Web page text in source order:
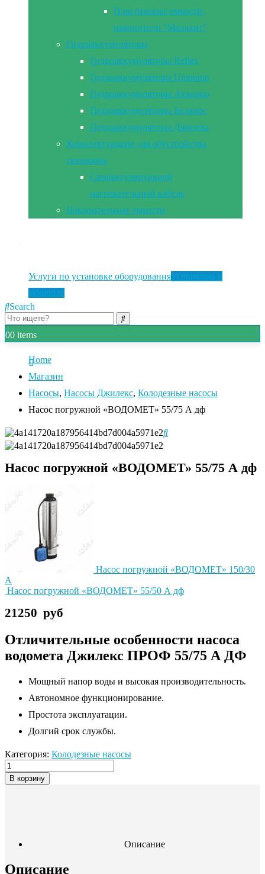
Пластиковые емкости-
накопители “Малахит”
Гидроаккумуляторы
Гидроаккумуляторы Reflex
Гидроаккумуляторы Unipump
Гидроаккумуляторы Акварио
Гидроаккумуляторы Беламос
Гидроаккумуляторы Джилекс
Комплектующие для обустройства
скважины
Саморегулирующий
нагревательный кабель
Накопительные ёмкости
Услуги по установке оборудования
Search
00 items
Home
Магазин
Насосы, Насосы Джилекс, Колодезные насосы
Насос погружной «ВОДОМЕТ» 55/75 А дф
Насос погружной «ВОДОМЕТ» 55/75 А дф
Насос погружной «ВОДОМЕТ» 150/30
А
Насос погружной «ВОДОМЕТ» 55/50 А дф
21250 руб
Отличительные особенности насоса
водомета Джилекс ПРОФ 55/75 А ДФ
Мощный напор воды и высокая производительность.
Автономное функционирование.
Простота эксплуатации.
Долгий срок службы.
Категория: Колодезные насосы
В корзину
Описание
Описание